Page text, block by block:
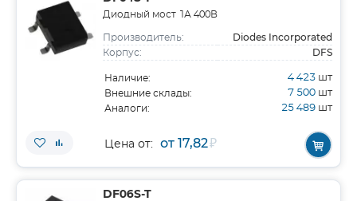
Диодный мост 1А 400В
Производитель: Diodes Incorporated
Корпус: DFS
Наличие: 4 423 шт
Внешние склады: 7 500 шт
Аналоги: 25 489 шт
Цена от: от 17,82₽
DF06S-T